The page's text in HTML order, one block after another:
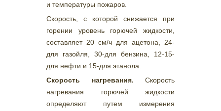
и температуры пожаров.
Скорость, с которой снижается при
горении уровень горючей жидкости,
составляет 20 см/ч для ацетона, 24-
для газойля, 30-для бензина, 12-15-
для нефти и 15-для этанола.
Скорость нагревания. Скорость
нагревания горючей жидкости
определяют путем измерения